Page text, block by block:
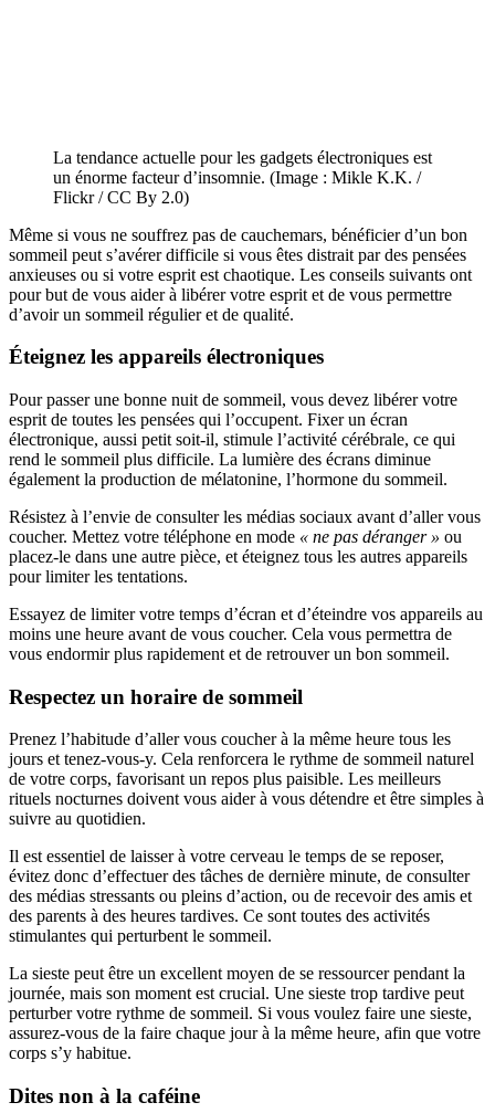
La tendance actuelle pour les gadgets électroniques est
un énorme facteur d’insomnie. (Image : Mikle K.K. /
Flickr / CC By 2.0)
Même si vous ne souffrez pas de cauchemars, bénéficier d’un bon
sommeil peut s’avérer difficile si vous êtes distrait par des pensées
anxieuses ou si votre esprit est chaotique. Les conseils suivants ont
pour but de vous aider à libérer votre esprit et de vous permettre
d’avoir un sommeil régulier et de qualité.
Éteignez les appareils électroniques
Pour passer une bonne nuit de sommeil, vous devez libérer votre
esprit de toutes les pensées qui l’occupent. Fixer un écran
électronique, aussi petit soit-il, stimule l’activité cérébrale, ce qui
rend le sommeil plus difficile. La lumière des écrans diminue
également la production de mélatonine, l’hormone du sommeil.
Résistez à l’envie de consulter les médias sociaux avant d’aller vous
coucher. Mettez votre téléphone en mode « ne pas déranger » ou
placez-le dans une autre pièce, et éteignez tous les autres appareils
pour limiter les tentations.
Essayez de limiter votre temps d’écran et d’éteindre vos appareils au
moins une heure avant de vous coucher. Cela vous permettra de
vous endormir plus rapidement et de retrouver un bon sommeil.
Respectez un horaire de sommeil
Prenez l’habitude d’aller vous coucher à la même heure tous les
jours et tenez-vous-y. Cela renforcera le rythme de sommeil naturel
de votre corps, favorisant un repos plus paisible. Les meilleurs
rituels nocturnes doivent vous aider à vous détendre et être simples à
suivre au quotidien.
Il est essentiel de laisser à votre cerveau le temps de se reposer,
évitez donc d’effectuer des tâches de dernière minute, de consulter
des médias stressants ou pleins d’action, ou de recevoir des amis et
des parents à des heures tardives. Ce sont toutes des activités
stimulantes qui perturbent le sommeil.
La sieste peut être un excellent moyen de se ressourcer pendant la
journée, mais son moment est crucial. Une sieste trop tardive peut
perturber votre rythme de sommeil. Si vous voulez faire une sieste,
assurez-vous de la faire chaque jour à la même heure, afin que votre
corps s’y habitue.
Dites non à la caféine